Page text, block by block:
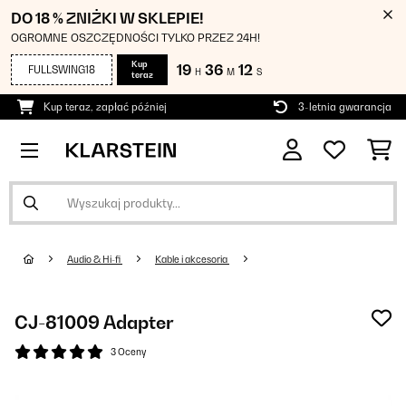
DO 18 % ZNIŻKI W SKLEPIE!
OGROMNE OSZCZĘDNOŚCI TYLKO PRZEZ 24H!
FULLSWING18
Kup
teraz
19 H 36 M 11 S
Kup teraz, zapłać później 3-letnia gwarancja
Audio & Hi-fi Kable i akcesoria
CJ-81009 Adapter
3 Oceny